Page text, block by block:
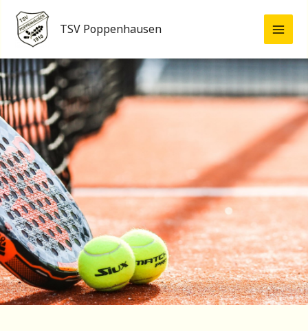
Zum
Inhalt
springen
TSV Poppenhausen